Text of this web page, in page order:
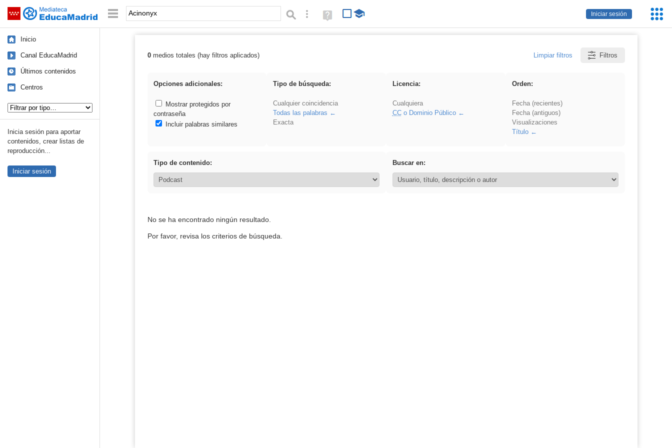
Saltar navegación
Iniciar sesión
Palabra o frase: Búsqueda avanzada
Ayuda
(en
Inicio
Canal EducaMadrid
Últimos contenidos
Centros
Inicia sesión para aportar
contenidos, crear listas de
reproducción...
Iniciar sesión
Resultados de: Acinonyx
0medios totales (hay filtros aplicados) Limpiar filtros Filtros
Opciones adicionales:
Mostrar protegidos por
contraseña
Incluir palabras similares
Tipo de búsqueda:
Cualquier coincidencia
Todas las palabras
Exacta
Licencia:
Cualquiera
CCo Dominio Público
Orden:
Fecha (recientes)
Fecha (antiguos)
Visualizaciones
Título
Tipo de contenido: Buscar en:
No se ha encontrado ningún resultado.
Por favor, revisa los criterios de búsqueda.